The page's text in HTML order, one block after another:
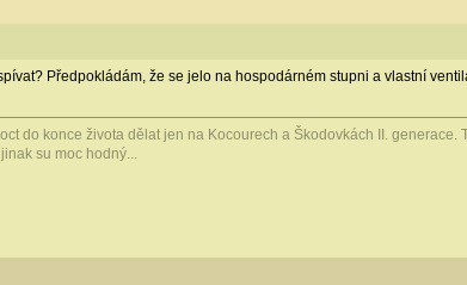
Předpokládám, že se jelo na hospodárném stupni a vlastní
do konce života dělat jen na Kocourech a Škodovkách II. generace.
su moc hodný...